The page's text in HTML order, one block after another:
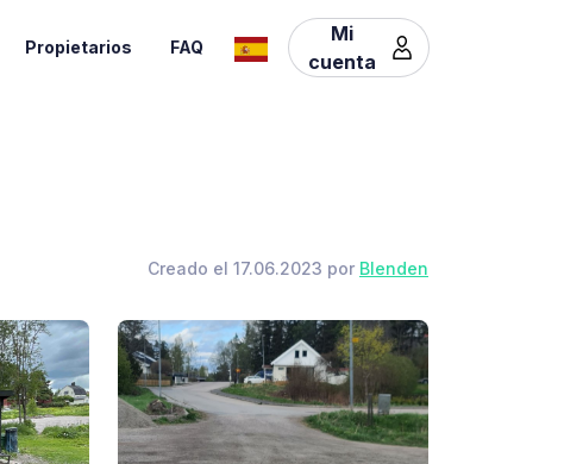
Propietarios FAQ
Mi
cuenta
Creado el 17.06.2023 por Blenden